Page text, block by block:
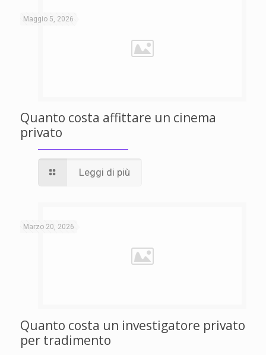
Maggio 5, 2026
Quanto costa affittare un cinema
privato
Leggi di più
Marzo 20, 2026
Quanto costa un investigatore privato
per tradimento